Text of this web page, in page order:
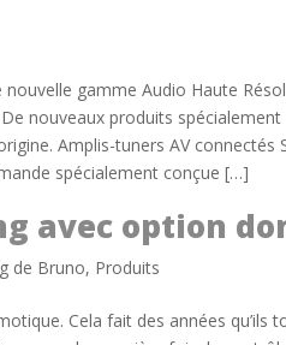
nouvelle gamme Audio Haute
nouveaux produits
Amplis-tuners AV
spécialement conçue […]
avec option
de Bruno, Produits
Cela fait des années